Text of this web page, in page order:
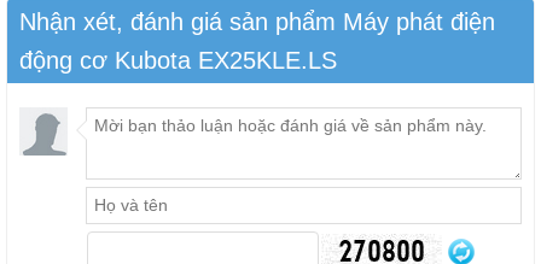
Nhận xét, đánh giá sản phẩm Máy phát điện
động cơ Kubota EX25KLE.LS